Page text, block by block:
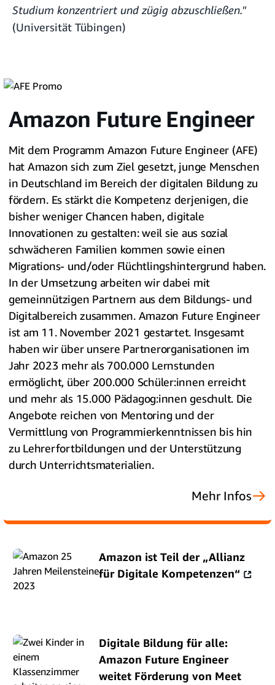
Studium konzentriert und zügig abzuschließen."
(Universität Tübingen)
Amazon Future Engineer
Mit dem Programm Amazon Future Engineer (AFE)
hat Amazon sich zum Ziel gesetzt, junge Menschen
in Deutschland im Bereich der digitalen Bildung zu
fördern. Es stärkt die Kompetenz derjenigen, die
bisher weniger Chancen haben, digitale
Innovationen zu gestalten: weil sie aus sozial
schwächeren Familien kommen sowie einen
Migrations- und/oder Flüchtlingshintergrund haben.
In der Umsetzung arbeiten wir dabei mit
gemeinnützigen Partnern aus dem Bildungs- und
Digitalbereich zusammen. Amazon Future Engineer
ist am 11. November 2021 gestartet. Insgesamt
haben wir über unsere Partnerorganisationen im
Jahr 2023 mehr als 700.000 Lernstunden
ermöglicht, über 200.000 Schüler:innen erreicht
und mehr als 15.000 Pädagog:innen geschult. Die
Angebote reichen von Mentoring und der
Vermittlung von Programmierkenntnissen bis hin
zu Lehrerfortbildungen und der Unterstützung
durch Unterrichtsmaterialien.
Mehr Infos
Amazon ist Teil der „Allianz
für Digitale Kompetenzen“
Digitale Bildung für alle:
Amazon Future Engineer
weitet Förderung von Meet